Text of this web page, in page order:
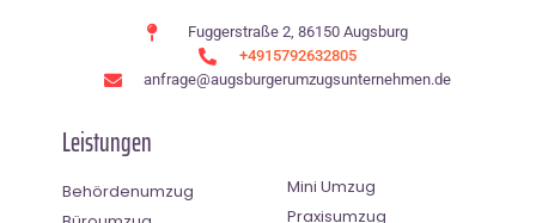
Fuggerstraße 2, 86150 Augsburg
+4915792632805
anfrage@augsburgerumzugsunternehmen.de
Leistungen
Behördenumzug
Mini Umzug
Praxisumzug